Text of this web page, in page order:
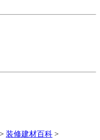
> 装修建材百科 >